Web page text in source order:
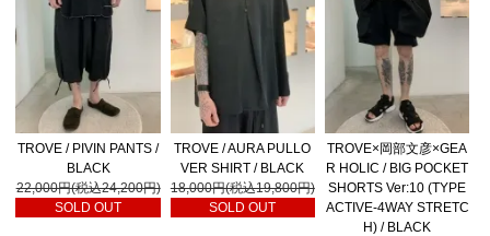
TROVE / PIVIN PANTS /
BLACK
22,000円(税込24,200円)
SOLD OUT
TROVE / AURA PULLO
VER SHIRT / BLACK
18,000円(税込19,800円)
SOLD OUT
TROVE×岡部文彦×GEA
R HOLIC / BIG POCKET
SHORTS Ver:10 (TYPE
ACTIVE-4WAY STRETC
H) / BLACK